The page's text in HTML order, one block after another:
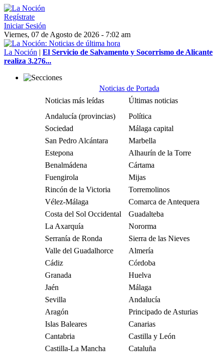
Regístrate
Iniciar Sesión
Viernes, 07 de Agosto de 2026 - 7:02 am
La Noción | El Servicio de Salvamento y Socorrismo de Alicante
realiza 3.276...
Noticias de Portada
Noticias más leídas
Últimas noticias
Andalucía (provincias)
Política
Sociedad
Málaga capital
San Pedro Alcántara
Marbella
Estepona
Alhaurín de la Torre
Benalmádena
Cártama
Fuengirola
Mijas
Rincón de la Victoria
Torremolinos
Vélez-Málaga
Comarca de Antequera
Costa del Sol Occidental
Guadalteba
La Axarquía
Nororma
Serranía de Ronda
Sierra de las Nieves
Valle del Guadalhorce
Almería
Cádiz
Córdoba
Granada
Huelva
Jaén
Málaga
Sevilla
Andalucía
Aragón
Principado de Asturias
Islas Baleares
Canarias
Cantabria
Castilla y León
Castilla-La Mancha
Cataluña